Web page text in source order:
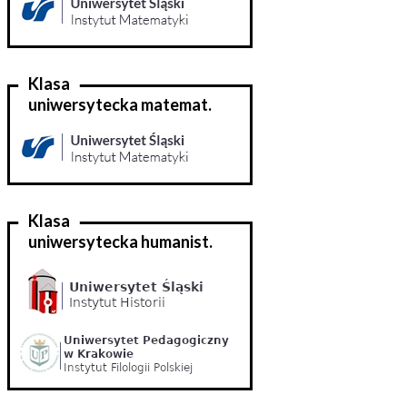
Klasa
uniwersytecka matemat.
Klasa
uniwersytecka humanist.